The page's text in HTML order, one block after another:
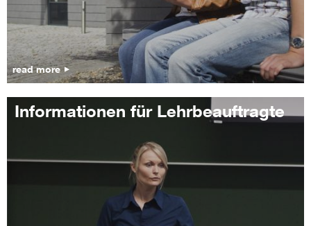
read more
Informationen für Lehrbeauftragte